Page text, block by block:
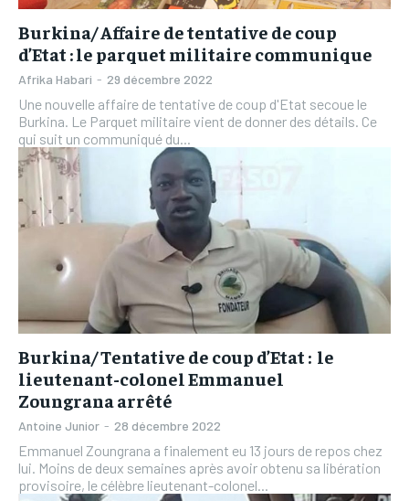
Burkina/ Affaire de tentative de coup
d’Etat : le parquet militaire communique
Afrika Habari - 29 décembre 2022
Une nouvelle affaire de tentative de coup d'Etat secoue le
Burkina. Le Parquet militaire vient de donner des détails. Ce
qui suit un communiqué du...
Burkina/ Tentative de coup d’Etat : le
lieutenant-colonel Emmanuel
Zoungrana arrêté
Antoine Junior - 28 décembre 2022
Emmanuel Zoungrana a finalement eu 13 jours de repos chez
lui. Moins de deux semaines après avoir obtenu sa libération
provisoire, le célèbre lieutenant-colonel...